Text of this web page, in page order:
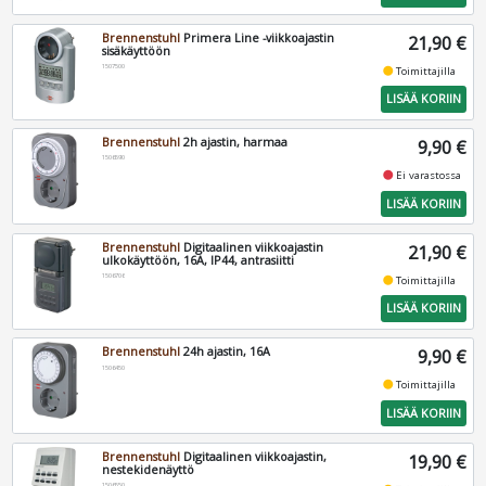
Brennenstuhl Primera Line -viikkoajastin
sisäkäyttöön
1507500
21,90 €
fiber_manual_recordToimittajilla
LISÄÄ KORIIN
Brennenstuhl 2h ajastin, harmaa
1506590 9,90 €
fiber_manual_record Ei varastossa
LISÄÄ KORIIN
Brennenstuhl Digitaalinen viikkoajastin
ulkokäyttöön, 16A, IP44, antrasiitti
1506706
21,90 €
fiber_manual_recordToimittajilla
LISÄÄ KORIIN
Brennenstuhl 24h ajastin, 16A
1506450 9,90 €
fiber_manual_recordToimittajilla
LISÄÄ KORIIN
Brennenstuhl Digitaalinen viikkoajastin,
nestekidenäyttö
19,90 €